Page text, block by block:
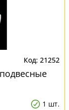
21252
1 шт.